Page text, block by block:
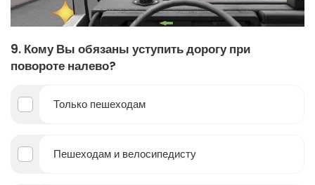
9. Кому Вы обязаны уступить дорогу при
повороте налево?
Только пешеходам
Пешеходам и велосипедисту